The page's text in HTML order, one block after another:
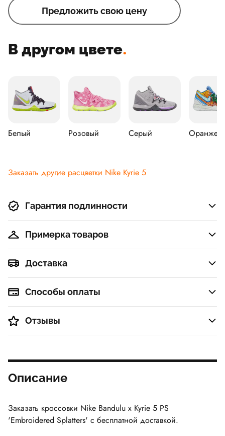
Предложить свою цену
В другом цвете.
Белый Розовый Серый
Заказать другие расцветки Nike Kyrie 5
Гарантия подлинности
Примерка товаров
Доставка
Способы оплаты
Отзывы
Описание
Заказать кроссовки Nike Bandulu x Kyrie 5 PS
'Embroidered Splatters' с бесплатной доставкой.